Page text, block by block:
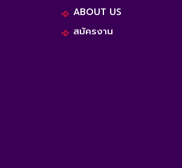
ABOUT US
สมัครงาน